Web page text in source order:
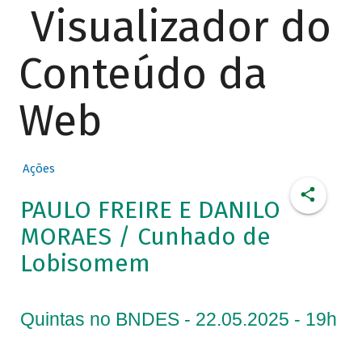
Visualizador do
Conteúdo da
Web
Ações
PAULO FREIRE E DANILO
MORAES / Cunhado de
Lobisomem
Quintas no BNDES - 22.05.2025 - 19h